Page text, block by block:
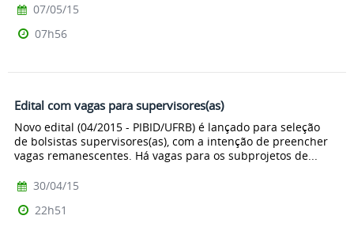
07/05/15
07h56
Edital com vagas para supervisores(as)
Novo edital (04/2015 - PIBID/UFRB) é lançado para seleção
de bolsistas supervisores(as), com a intenção de preencher
vagas remanescentes. Há vagas para os subprojetos de...
30/04/15
22h51